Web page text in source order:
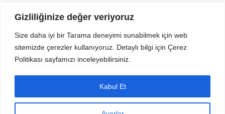
Gizliliğinize değer veriyoruz
Size daha iyi bir Tarama deneyimi sunabilmek için web
sitemizde çerezler kullanıyoruz. Detaylı bilgi için Çerez
Politikası sayfamızı inceleyebilirsiniz.
Kabul Et
Gezi Seyahat indirvip apk
Sitemizden Son sürüm Program, Android Uygulama, Android Oyun, Apk
Dosyalarını indirip güvenle bilgisayar ve cep telefonlarınızda kullanabilirsiniz.